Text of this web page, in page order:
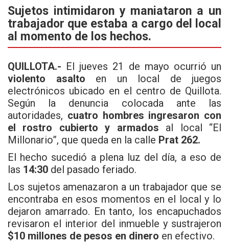
ce
b
o
o
k
tt
er
at
s
A
p
p
Sujetos intimidaron y maniataron a un
trabajador que estaba a cargo del local
al momento de los hechos.
QUILLOTA.- El jueves 21 de mayo ocurrió un
violento asalto en un local de juegos
electrónicos ubicado en el centro de Quillota.
Según la denuncia colocada ante las
autoridades, cuatro hombres ingresaron con
el rostro cubierto y armados al local “El
Millonario”, que queda en la calle Prat 262.
El hecho sucedió a plena luz del día, a eso de
las 14:30 del pasado feriado.
Los sujetos amenazaron a un trabajador que se
encontraba en esos momentos en el local y lo
dejaron amarrado. En tanto, los encapuchados
revisaron el interior del inmueble y sustrajeron
$10 millones de pesos en dinero en efectivo.